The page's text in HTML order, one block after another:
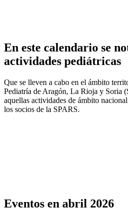
En este calendario se
actividades pediátricas
Que se lleven a cabo en el ámbito
Pediatría de Aragón, La Rioja y Soria
aquellas actividades de ámbito
los socios de la SPARS.
Eventos en abril 2026